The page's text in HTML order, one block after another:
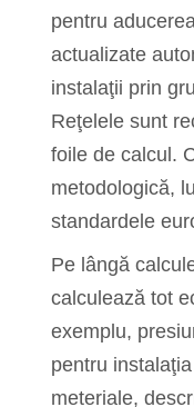
pentru
actualizate
instalaţii prin
Reţelele sunt
foile de calcul.
metodologică,
standardele
Pe lângă
calculează tot
exemplu,
pentru
meteriale,